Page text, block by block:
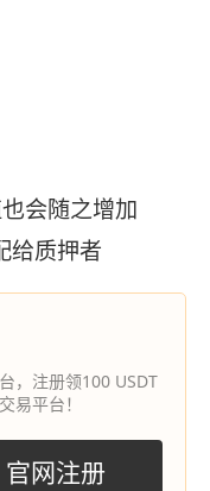
会随之增加
给质押者
，注册领100 USDT
易平台！
官网注册